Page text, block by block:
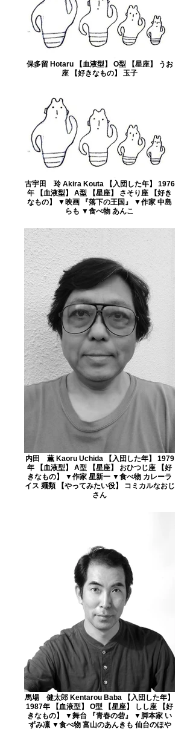
保多留 Hotaru 【血液型】 O型 【星座】 うお
座 【好きなもの】 玉子
古宇田 玲 Akira Kouta 【入団した年】 1976
年 【血液型】 A型 【星座】 さそり座 【好き
なもの】 ▼映画 『落下の王国』 ▼作家 中島
らも ▼食べ物 あんこ
内田 薫 Kaoru Uchida 【入団した年】 1979
年 【血液型】 A型 【星座】 おひつじ座 【好
きなもの】 ▼作家 星新一 ▼食べ物 カレーラ
イス 麺類 【やってみたい役】 コミカルなおじ
さん
馬場 健太郎 Kentarou Baba 【入団した年】
1987年 【血液型】 O型 【星座】 しし座 【好
きなもの】 ▼舞台 『青春の砦』 ▼脚本家 い
ずみ凜 ▼食べ物 富山のあんきも 仙台のほや